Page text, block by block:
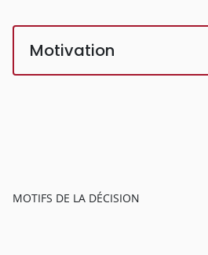
Motivation
MOTIFS DE LA DÉCISION